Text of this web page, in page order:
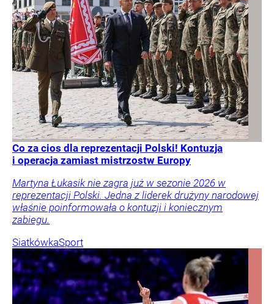
Co za cios dla reprezentacji Polski! Kontuzja
i operacja zamiast mistrzostw Europy
Martyna Łukasik nie zagra już w sezonie 2026 w
reprezentacji Polski. Jedna z liderek drużyny narodowej
właśnie poinformowała o kontuzji i koniecznym
zabiegu.
SiatkówkaSport